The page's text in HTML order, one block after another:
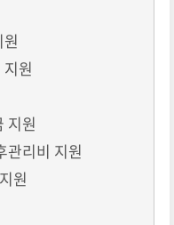
원
지원
관리비 지원
원